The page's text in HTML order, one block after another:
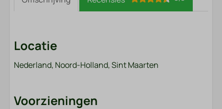
Locatie
Nederland, Noord-Holland, Sint Maarten
Voorzieningen